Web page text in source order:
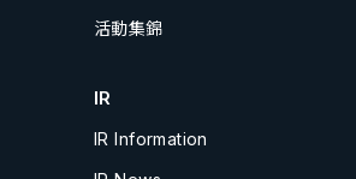
活動集錦
IR
IR Information